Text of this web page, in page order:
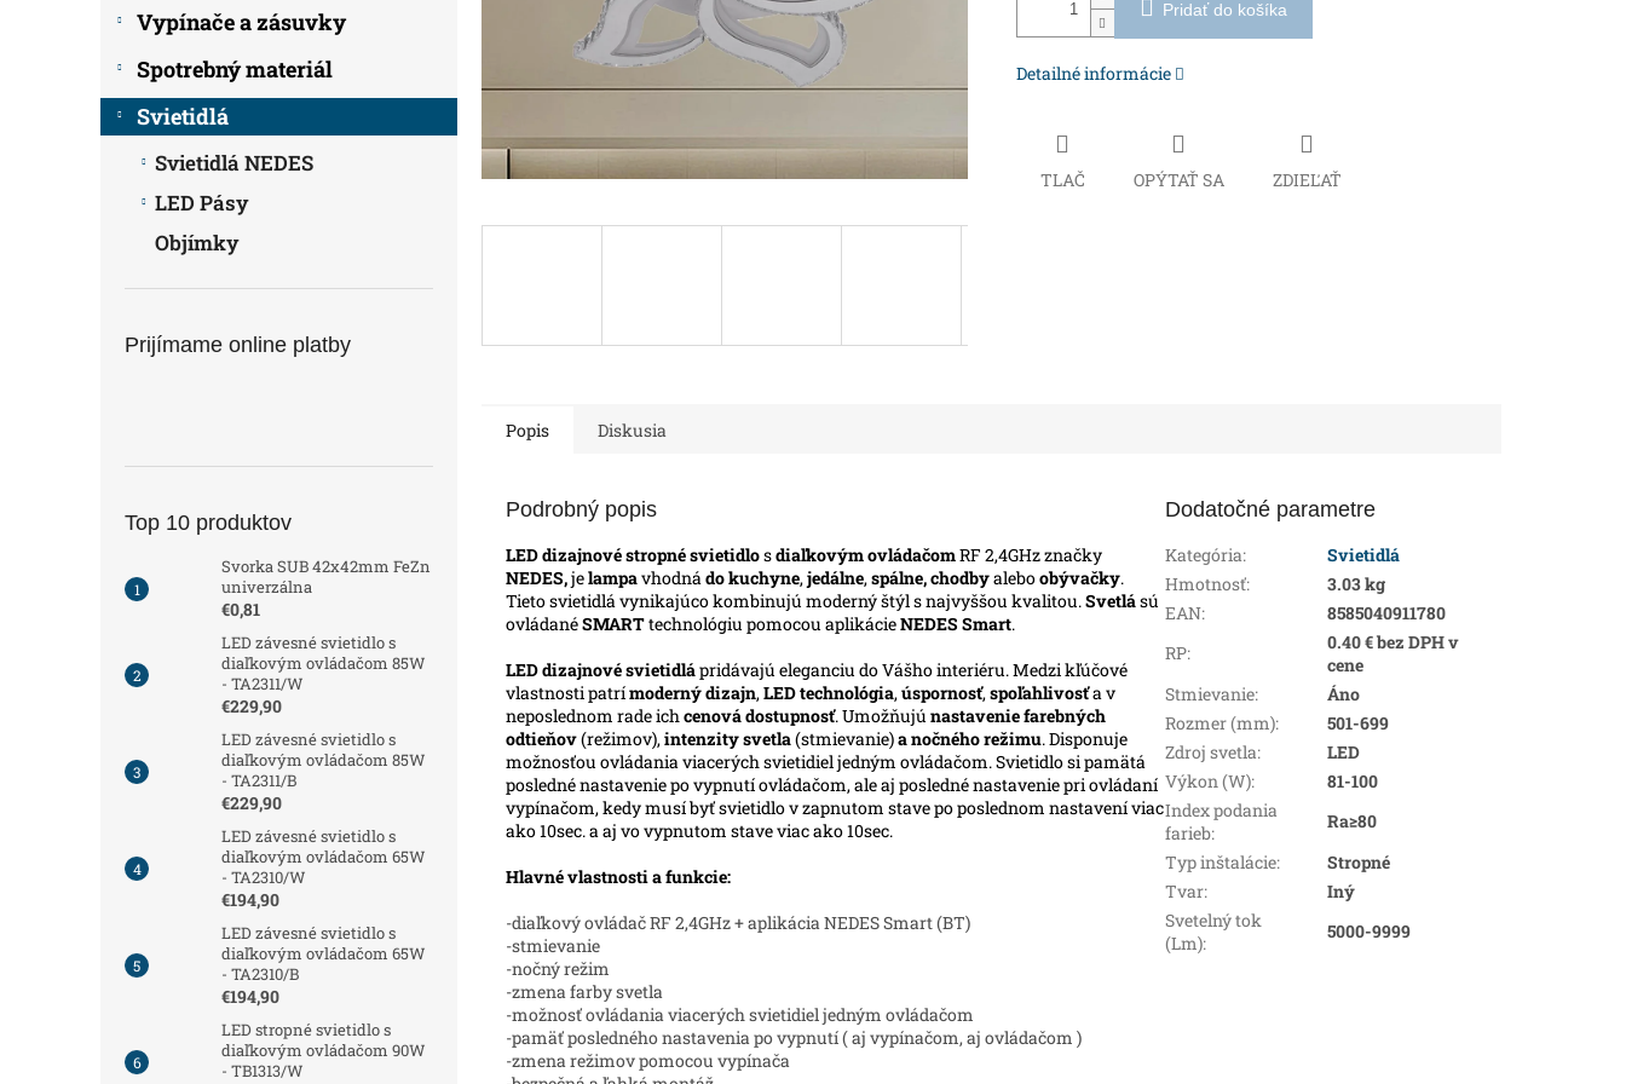
Vypínače a zásuvky
Spotrebný materiál
Svietidlá
Svietidlá NEDES
LED Pásy
Objímky
Prijímame online platby
Top 10 produktov
Svorka SUB 42x42mm FeZn
univerzálna
€0,81
LED závesné svietidlo s
diaľkovým ovládačom 85W
- TA2311/W
€229,90
LED závesné svietidlo s
diaľkovým ovládačom 85W
- TA2311/B
€229,90
LED závesné svietidlo s
diaľkovým ovládačom 65W
- TA2310/W
€194,90
LED závesné svietidlo s
diaľkovým ovládačom 65W
- TA2310/B
€194,90
LED stropné svietidlo s
diaľkovým ovládačom 90W
- TB1313/W
Pridať do košíka
Detailné informácie
TLAČ OPÝTAŤ SA ZDIEĽAŤ
Popis Diskusia
Podrobný popis
LED dizajnové stropné svietidlosdiaľkovým ovládačomRF 2,4GHz značky
NEDES,jelampavhodná do kuchyne, jedálne, spálne, chodbyaleboobývačky.
Tieto svietidlá vynikajúco kombinujú moderný štýl s najvyššou kvalitou.Svetlású
ovládanéSMARTtechnológiu pomocou aplikácieNEDES Smart.
LEDdizajnové svietidlápridávajú eleganciu do Vášho interiéru. Medzi kľúčové
vlastnosti patrímoderný dizajn, LED technológia, úspornosť, spoľahlivosťa v
neposlednom rade ich cenová dostupnosť. Umožňujú nastavenie farebných
odtieňov(režimov), intenzity svetla(stmievanie)a nočného režimu. Disponuje
možnosťou ovládania viacerých svietidiel jedným ovládačom. Svietidlo si pamätá
posledné nastavenie po vypnutí ovládačom, ale aj posledné nastavenie pri ovládaní
vypínačom, kedy musí byť svietidlo v zapnutom stave po poslednom nastavení viac
ako 10sec. a aj vo vypnutom stave viac ako 10sec.
Hlavné vlastnosti a funkcie:
-diaľkový ovládač RF 2,4GHz + aplikácia NEDES Smart (BT)
-stmievanie
-nočný režim
-zmena farby svetla
-možnosť ovládania viacerých svietidiel jedným ovládačom
-pamäť posledného nastavenia po vypnutí ( aj vypínačom, aj ovládačom )
-zmena režimov pomocou vypínača
Dodatočné parametre
Kategória:
Svietidlá
Hmotnosť:
3.03 kg
EAN:
8585040911780
RP:
0.40 € bez DPH v
cene
Stmievanie:
Áno
Rozmer (mm):
501-699
Zdroj svetla:
LED
Výkon (W):
81-100
Index podania
farieb:
Ra≥80
Typ inštalácie:
Stropné
Tvar:
Iný
Svetelný tok
(Lm):
5000-9999